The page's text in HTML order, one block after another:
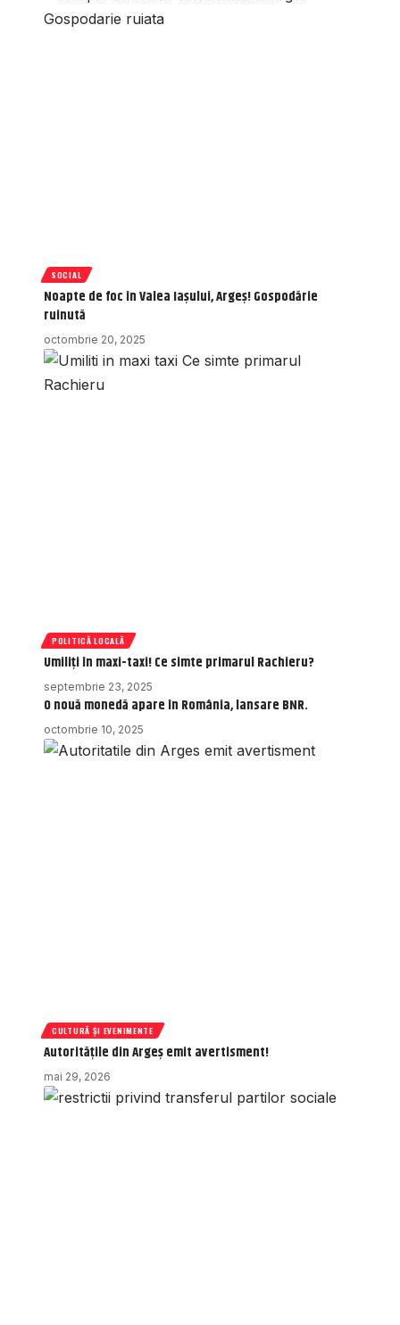
SOCIAL
Noapte de foc în Valea Iașului, Argeș! Gospodărie
ruinută
octombrie 20, 2025
POLITICĂ LOCALĂ
Umiliți în maxi-taxi! Ce simte primarul Rachieru?
septembrie 23, 2025
O nouă monedă apare în România, lansare BNR.
octombrie 10, 2025
CULTURĂ ȘI EVENIMENTE
Autoritățile din Argeș emit avertisment!
mai 29, 2026